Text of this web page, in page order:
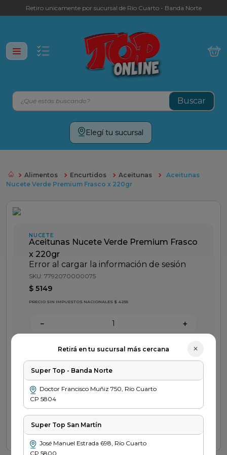
Retiro unicamente por sucursal de Rio Cuarto - Banda Norte
¿Qué estás buscando?
Elegí tu sucursal
Retirá en tu sucursal más cercana ✕
Super Top - Banda Norte
Doctor Francisco Muñiz 750 Río Cuarto
CP5804
Super Top San Martín
José Manuel Estrada 698 Río Cuarto
CP5800
Alimentos Encurtidos Aceitunas
Aceitunas
Nucete Verde Premium Frasco x 220gr
NUCETE
Aceitunas Nucete Verde Premium Frasco
x 220gr
Error al cargar la información de sesión
SKU: 7792070000075
$ 5149
PRECIO SIN IMPUESTOS NACIONALES $ 4255
＋
－
Agregar
Descripción del producto
Nuestros
métodos de
pago
Saber más
Preguntas
frecuentes
Retira
Términos más buscados
galletitas
fideos
queso
azucar
papel higienico
arroz